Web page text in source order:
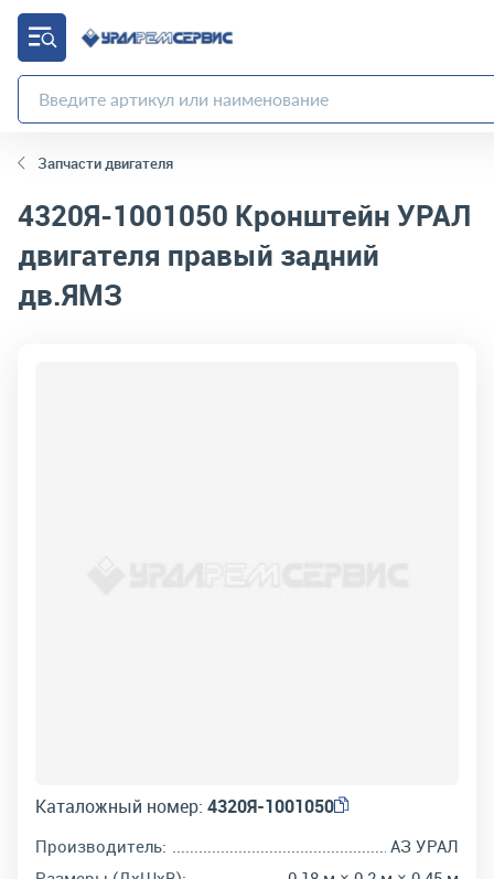
Запчасти двигателя
4320Я-1001050 Кронштейн УРАЛ
двигателя правый задний
дв.ЯМЗ
Каталожный номер: 4320Я-1001050
Производитель:
АЗ УРАЛ